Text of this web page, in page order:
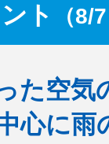
ト （8/
た空気
心に雨